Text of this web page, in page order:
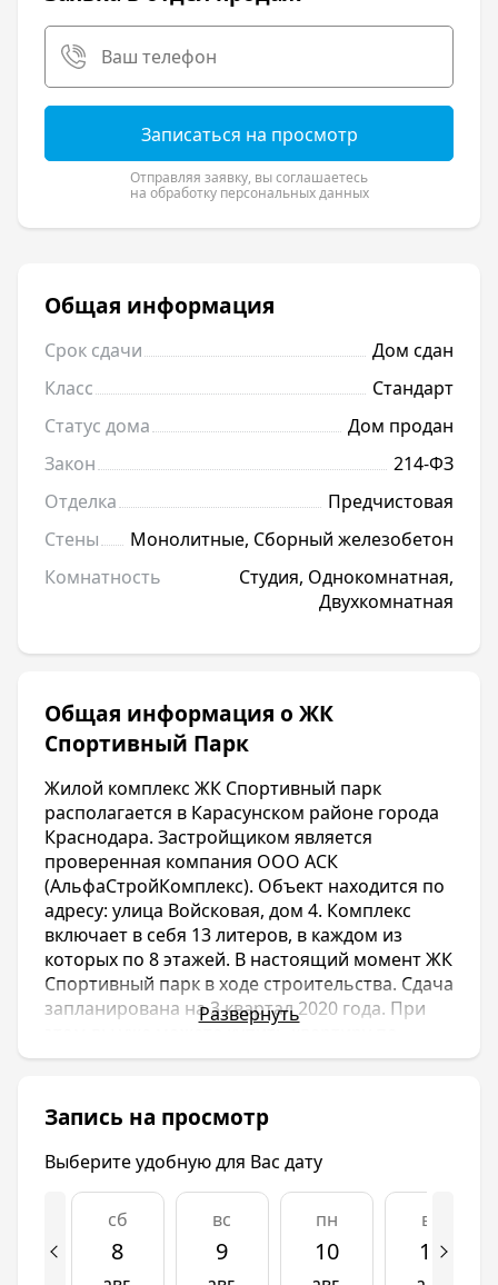
Записаться на просмотр
Отправляя заявку, вы соглашаетесь
на обработку персональных данных
Общая информация
Срок сдачи
Дом сдан
Класс
Стандарт
Статус дома
Дом продан
Закон
214-ФЗ
Отделка
Предчистовая
Стены
Монолитные, Сборный железобетон
Комнатность
Студия, Однокомнатная,
Двухкомнатная
Общая информация о ЖК
Спортивный Парк
Жилой комплекс ЖК Спортивный парк
располагается в Карасунском районе города
Краснодара. Застройщиком является
проверенная компания ООО АСК
(АльфаСтройКомплекс). Объект находится по
адресу: улица Войсковая, дом 4. Комплекс
включает в себя 13 литеров, в каждом из
которых по 8 этажей. В настоящий момент ЖК
Спортивный парк в ходе строительства. Сдача
запланирована на 3 квартал 2020 года. При
этом вы уже можете купить квартиру по
приятной цене.
комплекса направлена непосредственно на
спорт. В связи с этим на территории будет
находиться большое количество тренажеров
и спортивных площадок. А также другие
развлечения для детей и взрослых. По
близости с ЖК Спортивный парк имеются
школы, детские сады, поликлиники и ТРЦ.
Новостройки жилого комплекса относятся к
Развернуть
Запись на просмотр
Выберите удобную для Вас дату
сб
8
вс
9
пн
10
вт
11